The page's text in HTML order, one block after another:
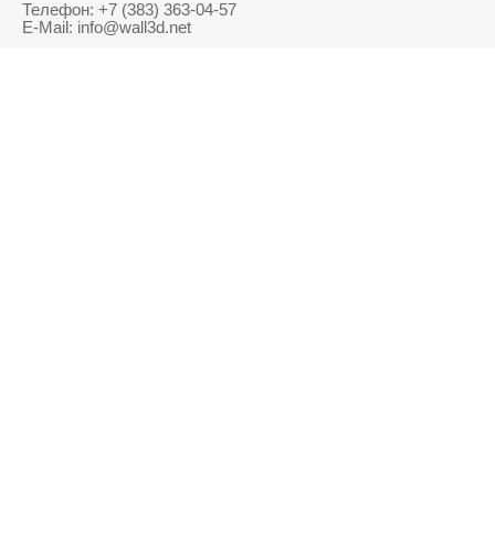
Телефон: +7 (383) 363-04-57
E-Mail: info@wall3d.net